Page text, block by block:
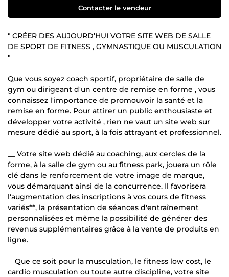
Contacter le vendeur
" CRÉER DES AUJOURD’HUI VOTRE SITE WEB DE SALLE
DE SPORT DE FITNESS , GYMNASTIQUE OU MUSCULATION
"
Que vous soyez coach sportif, propriétaire de salle de
gym ou dirigeant d'un centre de remise en forme , vous
connaissez l'importance de promouvoir la santé et la
remise en forme. Pour attirer un public enthousiaste et
développer votre activité , rien ne vaut un site web sur
mesure dédié au sport, à la fois attrayant et professionnel.
__ Votre site web dédié au coaching, aux cercles de la
forme, à la salle de gym ou au fitness park, jouera un rôle
clé dans le renforcement de votre image de marque,
vous démarquant ainsi de la concurrence. Il favorisera
l'augmentation des inscriptions à vos cours de fitness
variés**, la présentation de séances d'entraînement
personnalisées et même la possibilité de générer des
revenus supplémentaires grâce à la vente de produits en
ligne.
__Que ce soit pour la musculation, le fitness low cost, le
cardio musculation ou toute autre discipline, votre site